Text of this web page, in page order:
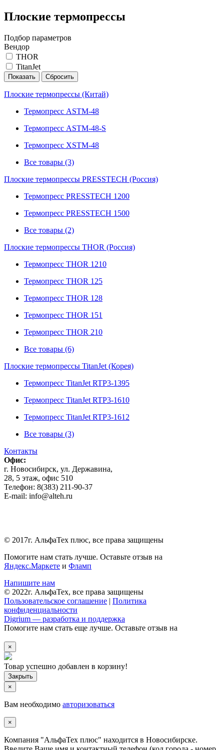
Плоские термопрессы
Подбор параметров
Вендор
THOR
TitanJet
Плоские термопрессы (Китай)
Термопресс ASTM-48
Термопресс ASTM-48-S
Термопресс XSTM-48
Все товары (3)
Плоские термопрессы PRESSTECH (Россия)
Термопресс PRESSTECH 1200
Термопресс PRESSTECH 1500
Все товары (2)
Плоские термопрессы THOR (Россия)
Термопресс THOR 1210
Термопресс THOR 125
Термопресс THOR 128
Термопресс THOR 151
Термопресс THOR 210
Все товары (6)
Плоские термопрессы TitanJet (Корея)
Термопресс TitanJet RTP3-1395
Термопресс TitanJet RTP3-1610
Термопресс TitanJet RTP3-1612
Все товары (3)
Контакты
Офис:
г. Новосибирск, ул. Державина,
28, 5 этаж, офис 510
Телефон: 8(383) 211-90-37
E-mail: info@alteh.ru
© 2017г. АльфаТех плюс, все права защищены
Помогите нам стать лучше. Оставьте отзыв на
Яндекс.Маркете и Фламп
Напишите нам
© 2022г. АльфаТех, все права защищены
Пользовательское соглашение | Политика
конфиденциальности
Digrium — разработка и поддержка
Помогите нам стать еще лучше. Оставьте отзыв на
×
Товар успешно добавлен в корзину!
×
Вам необходимо авторизоваться
×
Компания "АльфаТех плюс" находится в Новосибирске.